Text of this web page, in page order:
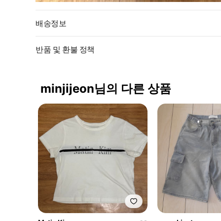
배송정보
반품 및 환불 정책
minjijeon님의 다른 상품